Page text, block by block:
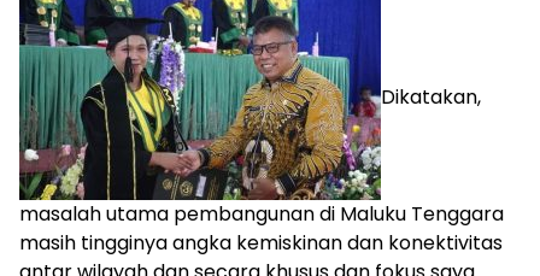
Dikatakan,
masalah utama pembangunan di Maluku Tenggara
masih tingginya angka kemiskinan dan konektivitas